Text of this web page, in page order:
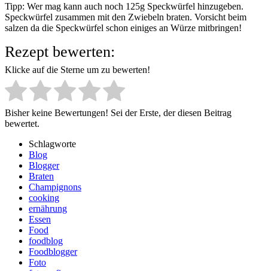
Tipp: Wer mag kann auch noch 125g Speckwürfel hinzugeben.
Speckwürfel zusammen mit den Zwiebeln braten. Vorsicht beim
salzen da die Speckwürfel schon einiges an Würze mitbringen!
Rezept bewerten:
Klicke auf die Sterne um zu bewerten!
Bisher keine Bewertungen! Sei der Erste, der diesen Beitrag
bewertet.
Schlagworte
Blog
Blogger
Braten
Champignons
cooking
ernährung
Essen
Food
foodblog
Foodblogger
Foto